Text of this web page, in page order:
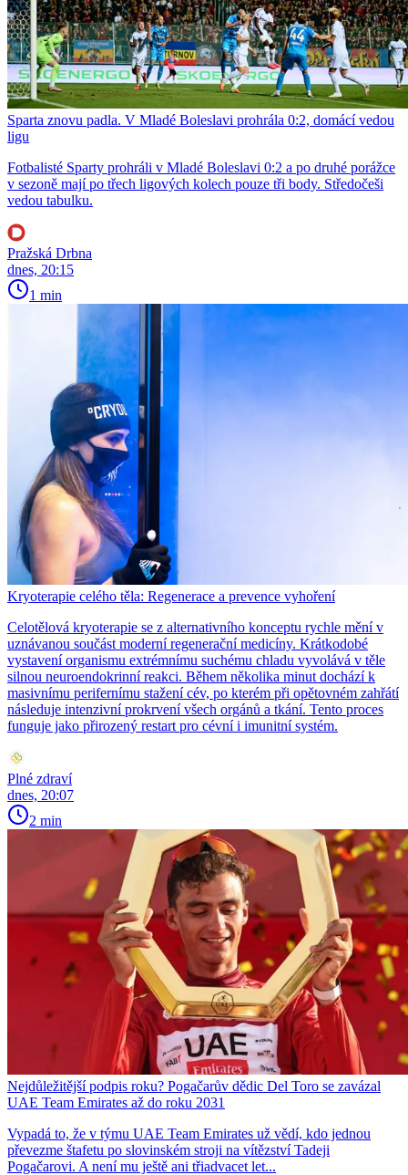
Sparta znovu padla. V Mladé Boleslavi prohrála 0:2, domácí vedou
ligu
Fotbalisté Sparty prohráli v Mladé Boleslavi 0:2 a po druhé porážce
v sezoně mají po třech ligových kolech pouze tři body. Středočeši
vedou tabulku.
Pražská Drbna
dnes, 20:15
1 min
Kryoterapie celého těla: Regenerace a prevence vyhoření
Celotělová kryoterapie se z alternativního konceptu rychle mění v
uznávanou součást moderní regenerační medicíny. Krátkodobé
vystavení organismu extrémnímu suchému chladu vyvolává v těle
silnou neuroendokrinní reakci. Během několika minut dochází k
masivnímu perifernímu stažení cév, po kterém při opětovném zahřátí
následuje intenzivní prokrvení všech orgánů a tkání. Tento proces
funguje jako přirozený restart pro cévní i imunitní systém.
Plné zdraví
dnes, 20:07
2 min
Nejdůležitější podpis roku? Pogačarův dědic Del Toro se zavázal
UAE Team Emirates až do roku 2031
Vypadá to, že v týmu UAE Team Emirates už vědí, kdo jednou
převezme štafetu po slovinském stroji na vítězství Tadeji
Pogačarovi. A není mu ještě ani třiadvacet let...